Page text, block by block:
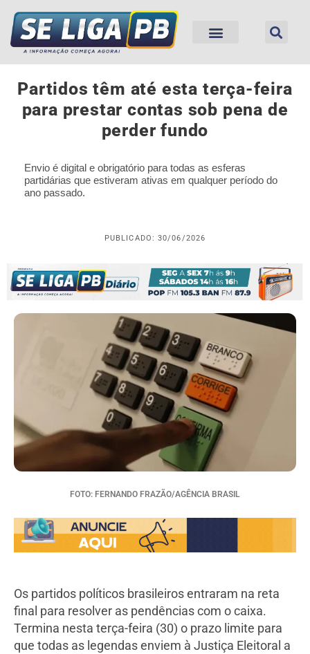
Partidos têm até esta terça-feira
para prestar contas sob pena de
perder fundo
Envio é digital e obrigatório para todas as esferas
partidárias que estiveram ativas em qualquer período do
ano passado.
PUBLICADO: 30/06/2026
FOTO: FERNANDO FRAZÃO/AGÊNCIA BRASIL
Os partidos políticos brasileiros entraram na reta
final para resolver as pendências com o caixa.
Termina nesta terça-feira (30) o prazo limite para
que todas as legendas enviem à Justiça Eleitoral a